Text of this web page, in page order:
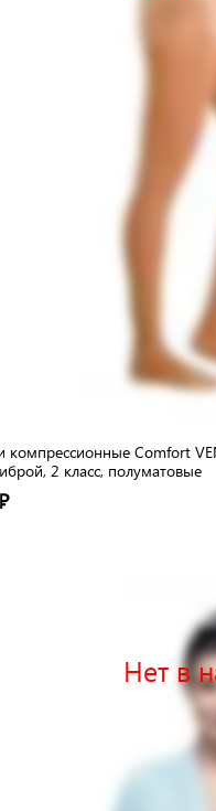
компрессионные Comfort
2 класс, полуматовые
Нет в